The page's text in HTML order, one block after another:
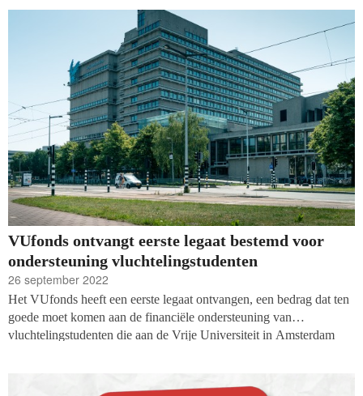
een testament komt. Naar verwachting zet die groei gematigd door:
met gemiddeld 2,2 procent per jaar in het komende decennium.
VUfonds ontvangt eerste legaat bestemd voor
ondersteuning vluchtelingstudenten
26 september 2022
Het VUfonds heeft een eerste legaat ontvangen, een bedrag dat ten
goede moet komen aan de financiële ondersteuning van
vluchtelingstudenten die aan de Vrije Universiteit in Amsterdam
hoogte van 50.000 euro.